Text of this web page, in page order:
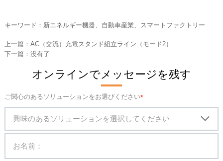
キーワード：新エネルギー機器、自動車産業、スマートファクトリー
上一篇： AC（交流）充電スタンド組立ライン（モード2）
下一篇： 没有了
オンラインでメッセージを残す
ご関心のあるソリューションをお選びください
興味のあるソリューションを選択してください